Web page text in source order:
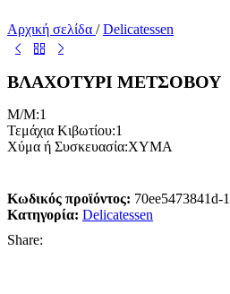
Αρχική σελίδα / Delicatessen
ΒΛΑΧΟΤΥΡΙ ΜΕΤΣΟΒΟΥ
M/M:1
Τεμάχια Κιβωτίου:1
Χύμα ή Συσκευασία:ΧΥΜΑ
Κωδικός προϊόντος: 70ee5473841d-1
Κατηγορία: Delicatessen
Share: